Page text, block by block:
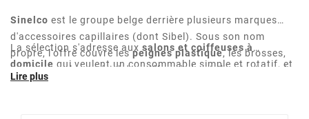
Sinelco est le groupe belge derrière plusieurs marques
d'accessoires capillaires (dont Sibel). Sous son nom
propre, l'offre couvre lespeignes plastique, les brosses,
les étaux et le matériel de coiffure à domicile, ainsi que des
La sélection s'adresse aux salons et coiffeuses à
domicile qui veulent un consommable simple et rotatif, et
aux particulières qui cherchent les bons outils pour